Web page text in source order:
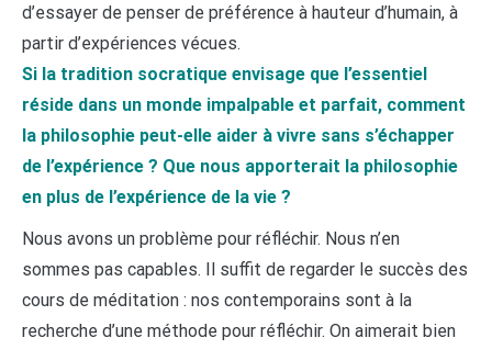
d’essayer de penser de préférence à hauteur d’humain, à
partir d’expériences vécues.
Si la tradition socratique envisage que l’essentiel
réside dans un monde impalpable et parfait, comment
la philosophie peut-elle aider à vivre sans s’échapper
de l’expérience ? Que nous apporterait la philosophie
en plus de l’expérience de la vie ?
Nous avons un problème pour réfléchir. Nous n’en
sommes pas capables. Il suffit de regarder le succès des
cours de méditation : nos contemporains sont à la
recherche d’une méthode pour réfléchir. On aimerait bien